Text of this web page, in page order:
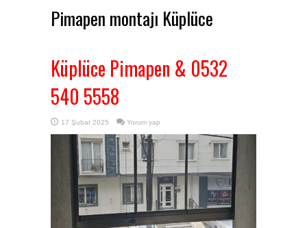
Pimapen montajı Küplüce
Küplüce Pimapen & 0532
540 5558
17 Şubat 2025 Yorum yap